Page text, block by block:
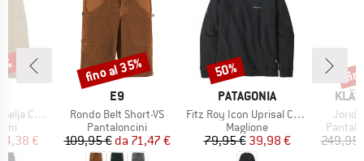
Shorts
prodotti
ridotto
€
MARCHIO
E9
Articolo
Rondo Belt Short-VS
Gruppo di prodotti
Pantaloncini
Prezzo
109,95 € Prezzo ridotto
da 71,47 €
Sconto
fino al 35%
MARCHIO
PATAGONIA
Articolo
Fitz Roy Icon Uprisal Crew Sweatshirt
Gruppo di prodotti
Maglione
Prezzo
79,95 €Prezzo ridotto
39,98 €
Sconto
50%
Jorid
249,95